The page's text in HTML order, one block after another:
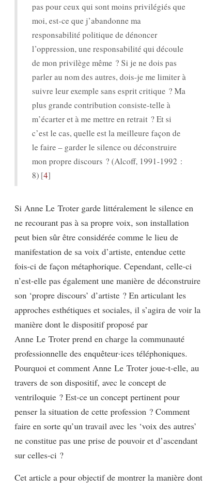
pas pour ceux qui sont moins privilégiés que
moi, est-ce que j’abandonne ma
responsabilité politique de dénoncer
l’oppression, une responsabilité qui découle
de mon privilège même ? Si je ne dois pas
parler au nom des autres, dois-je me limiter à
suivre leur exemple sans esprit critique ? Ma
plus grande contribution consiste-telle à
m’écarter et à me mettre en retrait ? Et si
c’est le cas, quelle est la meilleure façon de
le faire – garder le silence ou déconstruire
mon propre discours ? (Alcoff, 1991-1992 :
8) 4
Si Anne Le Troter garde littéralement le silence en
ne recourant pas à sa propre voix, son installation
peut bien sûr être considérée comme le lieu de
manifestation de sa voix d’artiste, entendue cette
fois-ci de façon métaphorique. Cependant, celle-ci
n’est-elle pas également une manière de déconstruire
son ‘propre discours’ d’artiste ? En articulant les
approches esthétiques et sociales, il s’agira de voir la
manière dont le dispositif proposé par
Anne Le Troter prend en charge la communauté
professionnelle des enquêteur·ices téléphoniques.
Pourquoi et comment Anne Le Troter joue-t-elle, au
travers de son dispositif, avec le concept de
ventriloquie ? Est-ce un concept pertinent pour
penser la situation de cette profession ? Comment
faire en sorte qu’un travail avec les ‘voix des autres’
ne constitue pas une prise de pouvoir et d’ascendant
sur celles-ci ?
Cet article a pour objectif de montrer la manière dont